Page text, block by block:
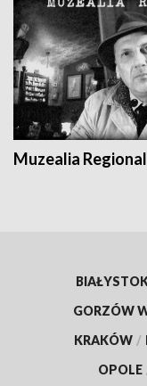
Muzealia
GORZÓW
KRAKÓW /
OPOLE